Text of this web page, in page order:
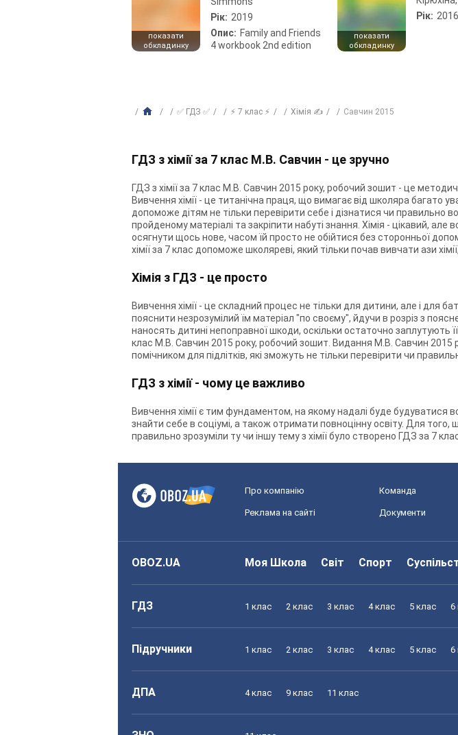
показати
обкладинку
Рік: 2019
Опис: Family and Friends
4 workbook 2nd edition
показати
обкладинку
Рік: 2016
✅ ГДЗ ✅ ⚡ 7 клас ⚡ Хімія ✍ Савчин 2015
ГДЗ з хімії за 7 клас М.В. Савчин - це зручно
ГДЗ з хімії за 7 клас М.В. Савчин 2015 року, робочий зошит - це
Вивчення хімії - це титанічна праця, що вимагає від школяра багато
допоможе дітям не тільки перевірити себе і дізнатися чи правильно
пройденому матеріалі та закріпити набуті знання. Хімія - цікавий,
осягнути щось нове, часом їй просто не обійтися без сторонньої
хімії за 7 клас допоможе школяреві, який тільки почав вивчати ази
Хімія з ГДЗ - це просто
Вивчення хімії - це складний процес не тільки для дитини, але і для
пояснити незрозумілий їм матеріал "по своєму", йдучи в розріз з
наносять дитині непоправної шкоди, оскільки остаточно заплутують
клас М.В. Савчин 2015 року, робочий зошит. Видання М.В. Савчин 2015
помічником для підлітків, які зможуть не тільки перевірити чи
ГДЗ з хімії - чому це важливо
Вивчення хімії є тим фундаментом, на якому надалі буде будуватися
знайти себе в соціумі, а також отримати повноцінну освіту. Для
правильно зрозуміли ту чи іншу тему з хімії було створено ГДЗ за 7
Про компанію Команда
Реклама на сайті Документи
OBOZ.UA Моя Школа Світ Спорт
ГДЗ 1 клас 2 клас 3 клас 4 клас 5 клас 6
Підручники 1 клас 2 клас 3 клас 4 клас 5 клас 6
ДПА 4 клас 9 клас 11 клас